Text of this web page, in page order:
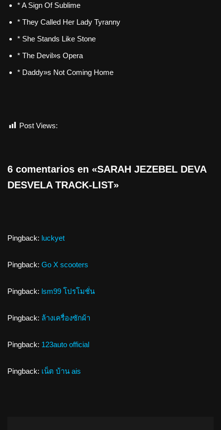
* A Sign Of Sublime
* They Called Her Lady Tyranny
* She Stands Like Stone
* The Devil»s Opera
* Daddy»s Not Coming Home
Post Views:
6 comentarios en «SARAH JEZEBEL DEVA
DESVELA TRACK-LIST»
Pingback: luckyet
Pingback: Go X scooters
Pingback: lsm99 โปรโมชั่น
Pingback: ล้างเครื่องซักผ้า
Pingback: 123auto official
Pingback: เน็ต บ้าน ais